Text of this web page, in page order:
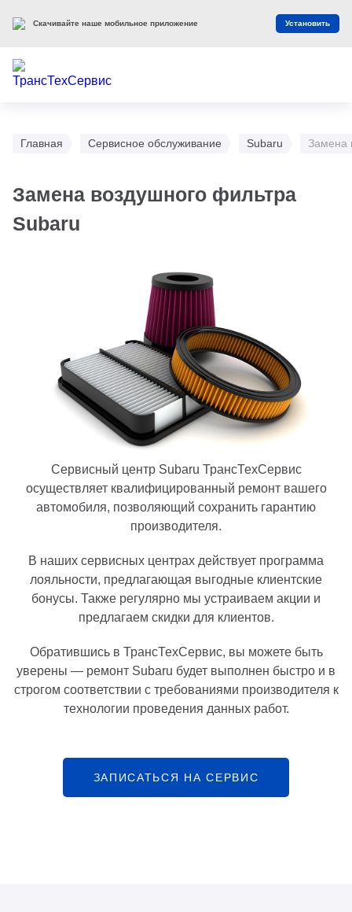
Главная Сервисное обслуживание Subaru Замена
Замена воздушного фильтра
Subaru
Сервисный центр Subaru ТрансТехСервис
осуществляет квалифицированный ремонт вашего
автомобиля, позволяющий сохранить гарантию
производителя.
В наших сервисных центрах действует программа
лояльности, предлагающая выгодные клиентские
бонусы. Также регулярно мы устраиваем акции и
предлагаем скидки для клиентов.
Обратившись в ТрансТехСервис, вы можете быть
уверены — ремонт Subaru будет выполнен быстро и в
строгом соответствии с требованиями производителя к
технологии проведения данных работ.
ЗАПИСАТЬСЯ НА СЕРВИС
Скачивайте наше мобильное приложение Установить